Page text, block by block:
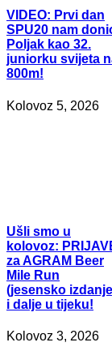
VIDEO: Prvi dan
SPU20 nam
Poljak kao 32.
juniorku svijeta
800m!
Kolovoz 5, 2026
Ušli smo u
kolovoz:
za AGRAM Beer
Mile Run
(jesensko
i dalje u tijeku!
Kolovoz 3, 2026